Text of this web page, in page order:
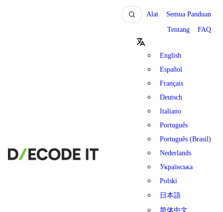
Alat Semua Panduan
Tentang FAQ
English
Español
Français
Deutsch
Italiano
Português
Português (Brasil)
Nederlands
Українська
Polski
日本語
简体中文